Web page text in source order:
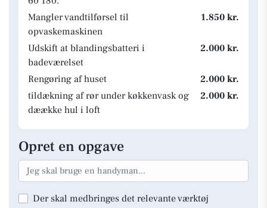
Mangler vandtilførsel til
opvaskemaskinen
1.850 kr.
Udskift at blandingsbatteri i
badeværelset
2.000 kr.
Rengøring af huset
2.000 kr.
tildækning af rør under køkkenvask og
dæække hul i loft
2.000 kr.
Opret en opgave
Der skal medbringes det relevante værktøj